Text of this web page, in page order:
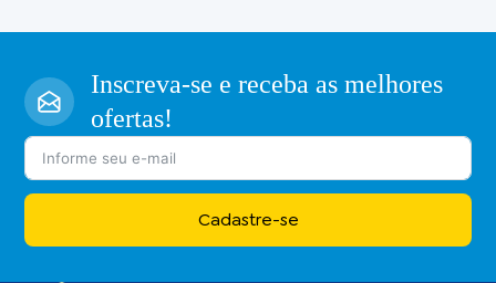
Inscreva-se e receba as melhores
ofertas!
Cadastre-se